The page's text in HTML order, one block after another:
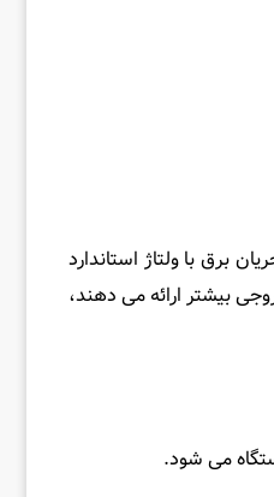
برق با ولتاژ استاندارد
بیشتر ارائه می ‌دهند،
می ‌شود.